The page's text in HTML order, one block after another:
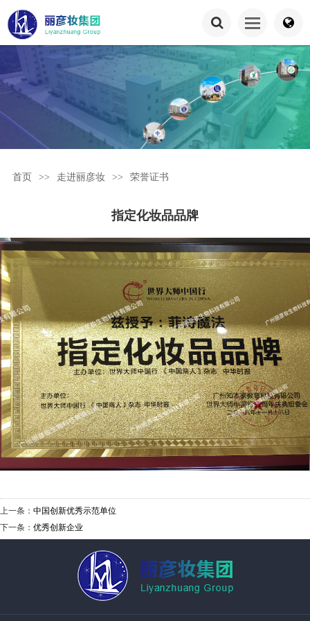
首页 >> 走进丽彦妆 >> 荣誉证书
指定化妆品品牌
上一条： 中国创新优秀示范单位
下一条： 优秀创新企业